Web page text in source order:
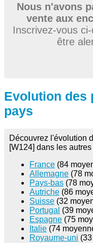
Nous n'avons
vente aux
Inscrivez-vous
être
Evolution des
pays
Découvrez l'évolution
[W124] dans les
France (84
Allemagne (78
Pays-bas (78
Autriche (86
Suisse (32
Portugal (39
Espagne (75
Italie (74
Royaume-uni